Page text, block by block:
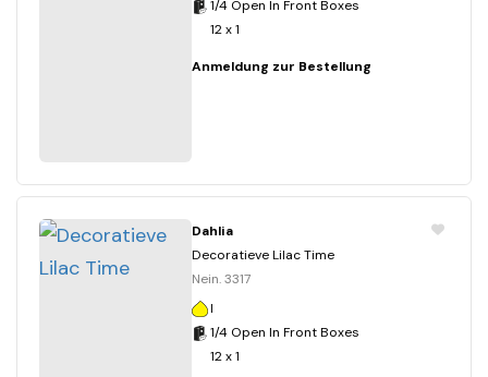
1/4 Open In Front Boxes
12 x 1
Anmeldung zur Bestellung
Dahlia
Decoratieve Lilac Time
Nein. 3317
I
1/4 Open In Front Boxes
12 x 1